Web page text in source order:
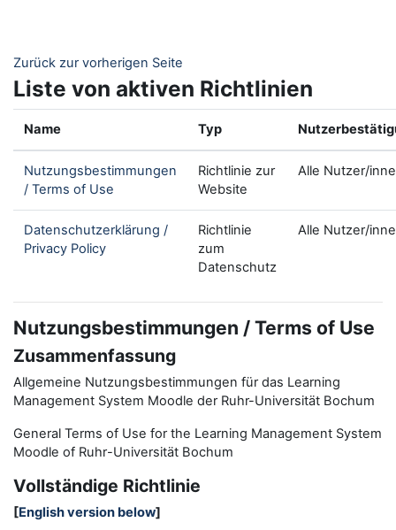
Zurück zur vorherigen Seite
Liste von aktiven Richtlinien
Name Typ
Nutzungsbestimmungen
/ Terms of Use
Richtlinie zur
Website
Alle Nutzer/
Datenschutzerklärung /
Privacy Policy
Richtlinie
zum
Datenschutz
Alle Nutzer/
Nutzungsbestimmungen / Terms of Use
Zusammenfassung
Allgemeine Nutzungsbestimmungen für das Learning
Management System Moodle der Ruhr-Universität Bochum
General Terms of Use for the Learning Management System
Moodle of Ruhr-Universität Bochum
Vollständige Richtlinie
[English version below]